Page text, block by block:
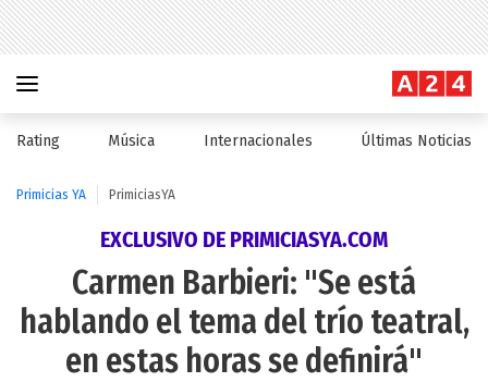
Rating Música Internacionales Últimas Noticias
Primicias YA PrimiciasYA
EXCLUSIVO DE PRIMICIASYA.COM
Carmen Barbieri: "Se está
hablando el tema del trío teatral,
en estas horas se definirá"